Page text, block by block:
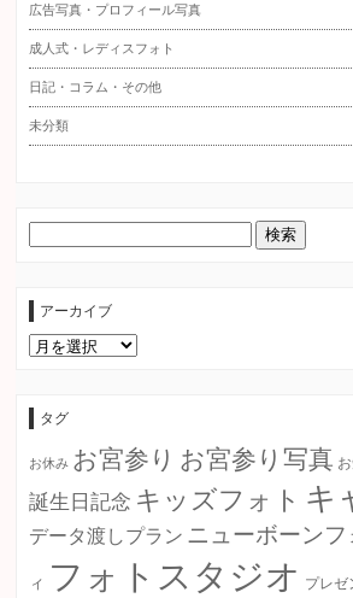
広告写真・プロフィール写真
成人式・レディスフォト
日記・コラム・その他
未分類
アーカイブ
ア
ー
タグ
お休み お宮参り お宮参り写真
誕生日記念 キッズフォト キ
データ渡しプラン ニューボーンフ
ィ フォトスタジオ プレゼ